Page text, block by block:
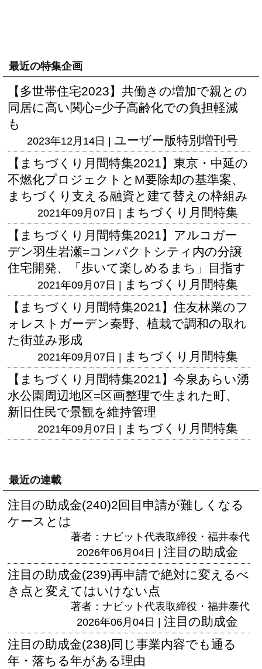
最近の特集企画
【多世帯住宅2023】共働きの増加で親との
同居に高い関心=少子高齢化での負担軽減
も
2023年12月14日 | ユーザー版特別増刊号
【まちづくり月間特集2021】東京・中延の
不燃化プロジェクトとM要除却の基準案、
まちづくり支える融資と建て替えの枠組み
2021年09月07日 | まちづくり月間特集
【まちづくり月間特集2021】アルコガー
デン羽生岩瀬=コンパクトシティ内の分譲
住宅開発、「歩いて楽しめるまち」目指す
2021年09月07日 | まちづくり月間特集
【まちづくり月間特集2021】住友林業のフ
ォレストガーデン秦野、植栽で調和の取れ
た街並み形成
2021年09月07日 | まちづくり月間特集
【まちづくり月間特集2021】今泉あらい湧
水公園周辺地区=区画整理で生まれた町、
新旧住民で景観を維持管理
2021年09月07日 | まちづくり月間特集
最近の連載
注目の助成金(240)2回目申請が難しくなる
ケースとは
著者：ナビット代表取締役・福井泰代
2026年06月04日 | 注目の助成金
注目の助成金(239)再申請で絶対に変えるべ
き点と変えてはいけない点
著者：ナビット代表取締役・福井泰代
2026年06月04日 | 注目の助成金
注目の助成金(238)同じ事業内容でも通る
年・落ちる年がある理由